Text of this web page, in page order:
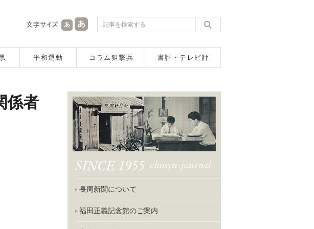
平和運動 コラム狙撃兵 書評・テレビ評
係者
長周新聞について
福田正義記念館のご案内